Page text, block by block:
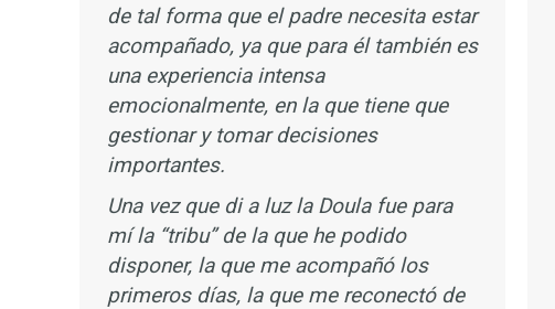
de tal forma que el padre necesita estar
acompañado, ya que para él también es
una experiencia intensa
emocionalmente, en la que tiene que
gestionar y tomar decisiones
importantes.
Una vez que di a luz la Doula fue para
mí la “tribu” de la que he podido
disponer, la que me acompañó los
primeros días, la que me reconectó de